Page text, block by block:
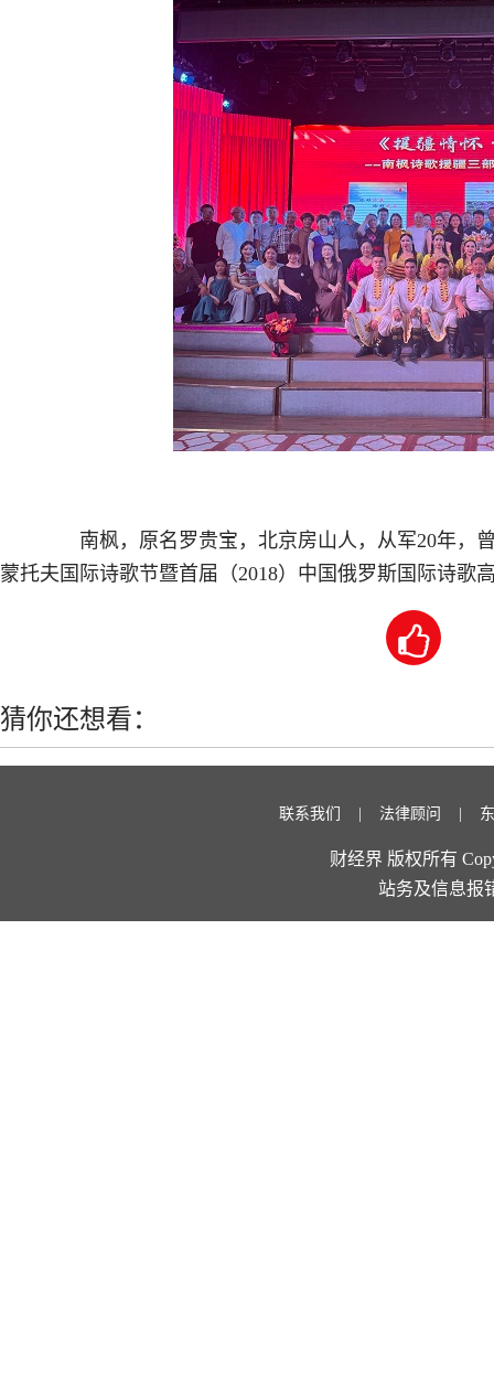
南枫，原名罗贵宝，北京房山人，从军20年，曾
蒙托夫国际诗歌节暨首届（2018）中国俄罗斯国际诗歌

猜你还想看：
联系我们 法律顾问
财经界 版权所有
站务及信息报